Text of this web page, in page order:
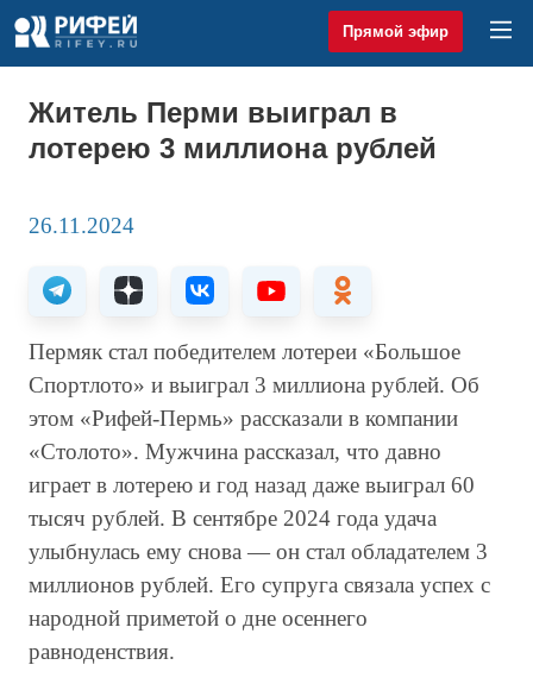
Прямой эфир
Житель Перми выиграл в
лотерею 3 миллиона рублей
26.11.2024
Пермяк стал победителем лотереи «Большое
Спортлото» и выиграл 3 миллиона рублей. Об
этом «Рифей-Пермь» рассказали в компании
«Столото». Мужчина рассказал, что давно
играет в лотерею и год назад даже выиграл 60
тысяч рублей. В сентябре 2024 года удача
улыбнулась ему снова — он стал обладателем 3
миллионов рублей. Его супруга связала успех с
народной приметой о дне осеннего
равноденствия.